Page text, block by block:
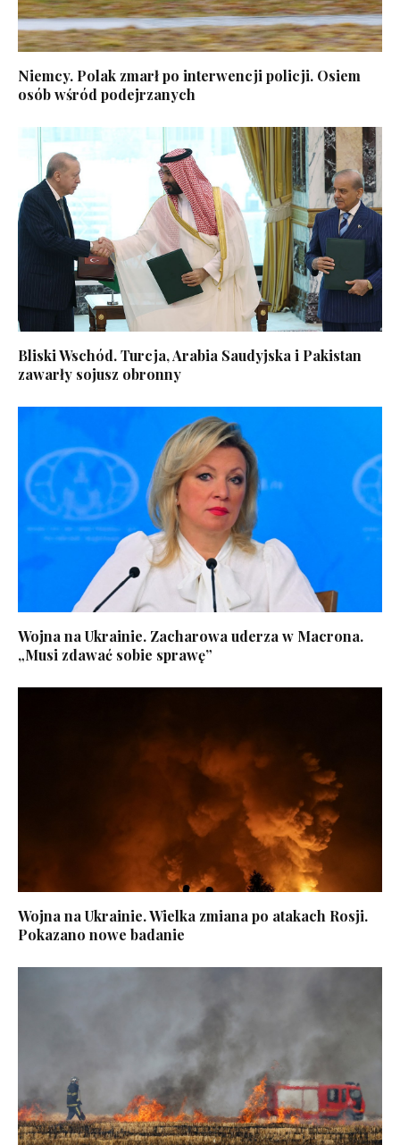
Niemcy. Polak zmarł po interwencji policji. Osiem
osób wśród podejrzanych
Bliski Wschód. Turcja, Arabia Saudyjska i Pakistan
zawarły sojusz obronny
Wojna na Ukrainie. Zacharowa uderza w Macrona.
„Musi zdawać sobie sprawę”
Wojna na Ukrainie. Wielka zmiana po atakach Rosji.
Pokazano nowe badanie